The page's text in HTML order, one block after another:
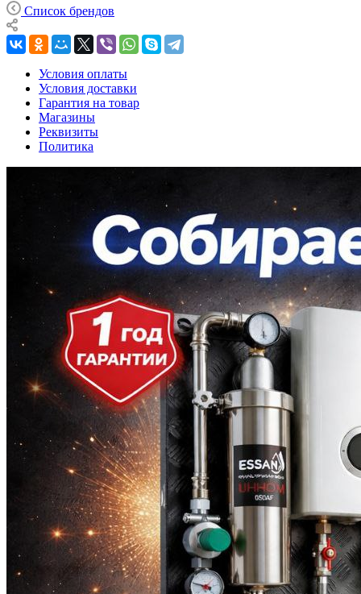
Список брендов
Условия оплаты
Условия доставки
Гарантия на товар
Магазины
Реквизиты
Политика